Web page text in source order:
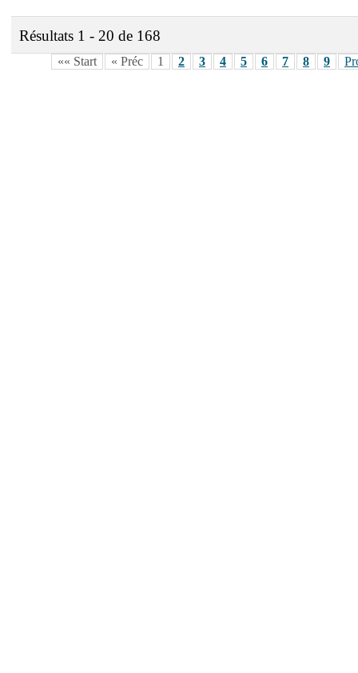
Résultats 1 - 20 de 168
«« Start « Préc 1 2 3 4 5 6 7 8 9